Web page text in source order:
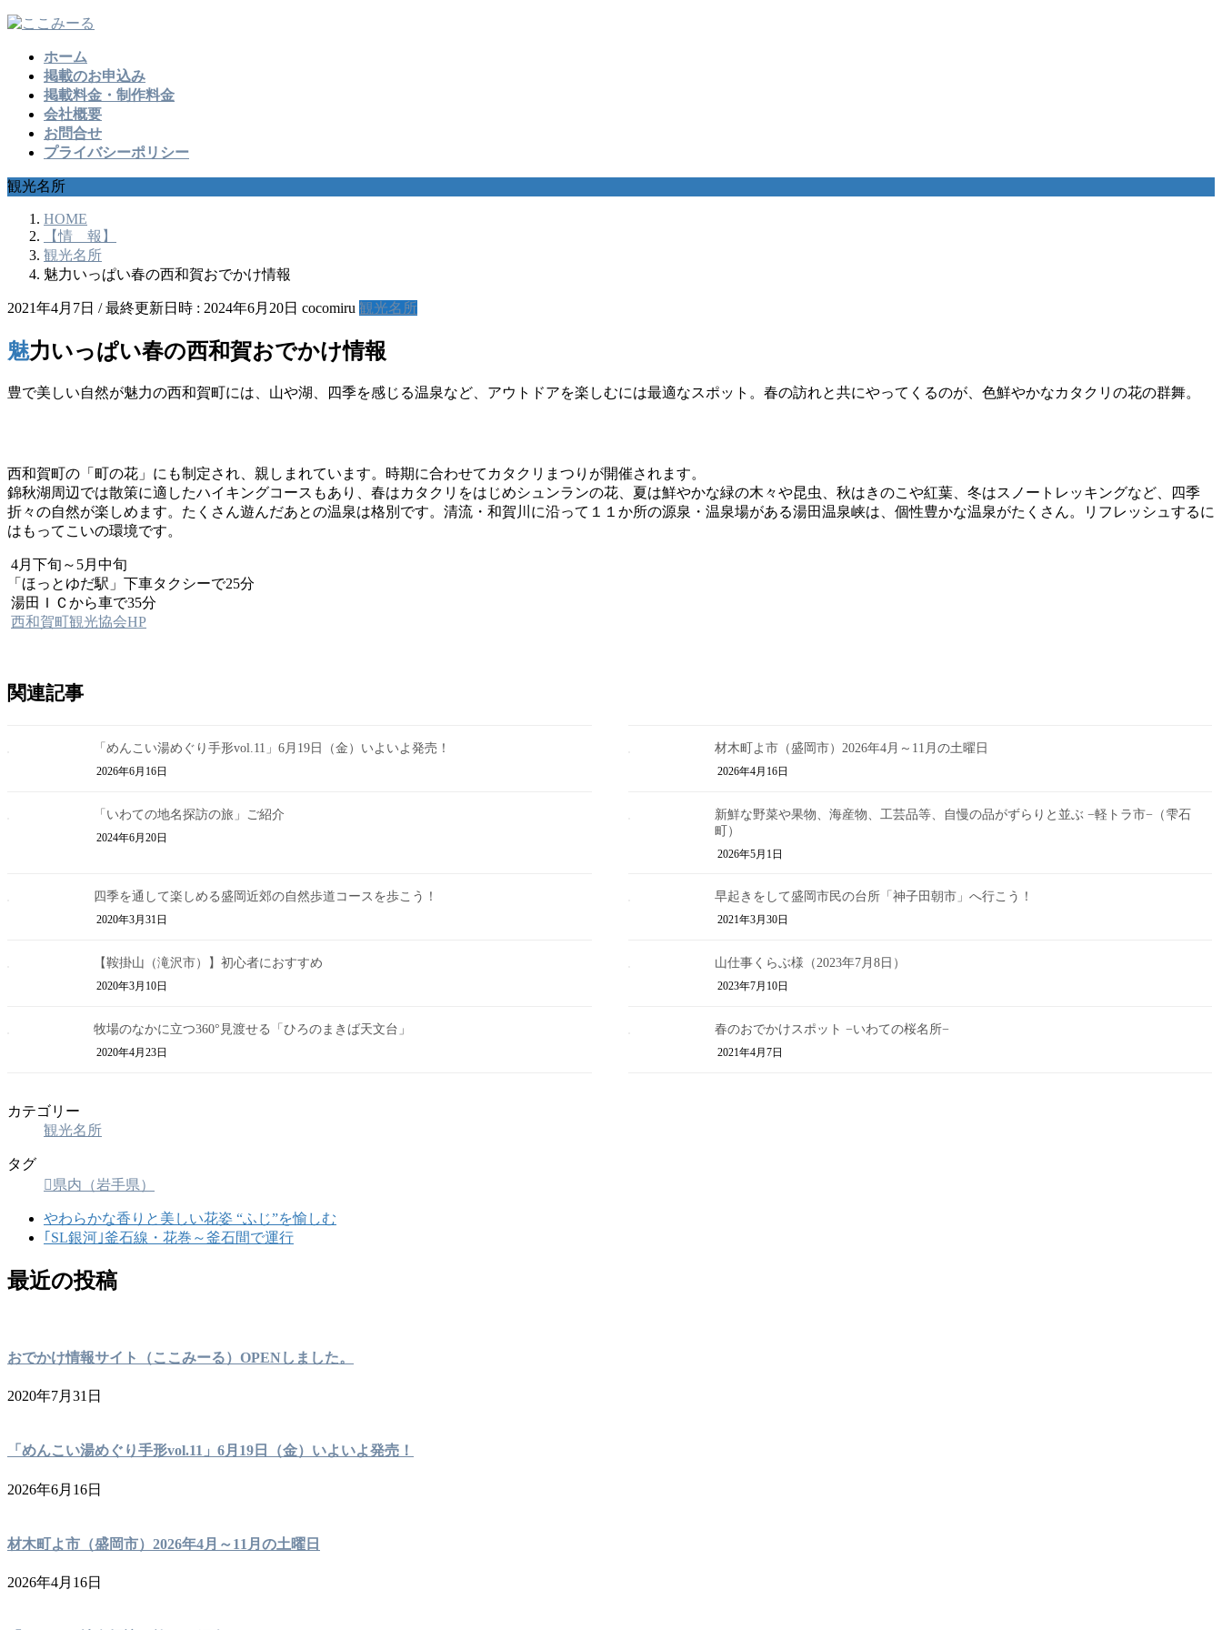
コ
ッ
プ
ナ
移
動
ホーム
掲載のお申込み
掲載料金・制作料金
会社概要
お問合せ
プライバシーポリシー
観光名所
HOME
【情 報】
観光名所
魅力いっぱい春の西和賀おでかけ情報
2021年4月7日 / 最終更新日時 : 2024年6月20日 cocomiru 観光名所
魅力いっぱい春の西和賀おでかけ情報
豊で美しい自然が魅力の西和賀町には、山や湖、四季を感じる温泉など、アウトドアを楽しむには最適なスポット。春の訪れと共にやってくるのが、色鮮やかなカタクリの花の群舞。
西和賀町の「町の花」にも制定され、親しまれています。時期に合わせてカタクリまつりが開催されます。
錦秋湖周辺では散策に適したハイキングコースもあり、春はカタクリをはじめシュンランの花、夏は鮮やかな緑の木々や昆虫、秋はきのこや紅葉、冬はスノートレッキングなど、四季
折々の自然が楽しめます。たくさん遊んだあとの温泉は格別です。清流・和賀川に沿って１１か所の源泉・温泉場がある湯田温泉峡は、個性豊かな温泉がたくさん。リフレッシュするに
はもってこいの環境です。
4月下旬～5月中旬
「ほっとゆだ駅」下車タクシーで25分
湯田ＩＣから車で35分
西和賀町観光協会HP
関連記事
「めんこい湯めぐり手形vol.11」6月19日（金）いよいよ発売！
2026年6月16日
材木町よ市（盛岡市）2026年4月～11月の土曜日
2026年4月16日
「いわての地名探訪の旅」ご紹介
2024年6月20日
新鮮な野菜や果物、海産物、工芸品等、自慢の品がずらりと並ぶ −軽トラ市−（雫石
町）
2026年5月1日
四季を通して楽しめる盛岡近郊の自然歩道コースを歩こう！
2020年3月31日
早起きをして盛岡市民の台所「神子田朝市」へ行こう！
2021年3月30日
【鞍掛山（滝沢市）】初心者におすすめ
2020年3月10日
山仕事くらぶ様（2023年7月8日）
2023年7月10日
牧場のなかに立つ360°見渡せる「ひろのまきば天文台」
2020年4月23日
春のおでかけスポット −いわての桜名所−
2021年4月7日
カテゴリー
観光名所
タグ
県内（岩手県）
やわらかな香りと美しい花姿 “ふじ”を愉しむ
｢SL銀河｣釜石線・花巻～釜石間で運行
最近の投稿
おでかけ情報サイト（ここみーる）OPENしました。
2020年7月31日
「めんこい湯めぐり手形vol.11」6月19日（金）いよいよ発売！
2026年6月16日
材木町よ市（盛岡市）2026年4月～11月の土曜日
2026年4月16日